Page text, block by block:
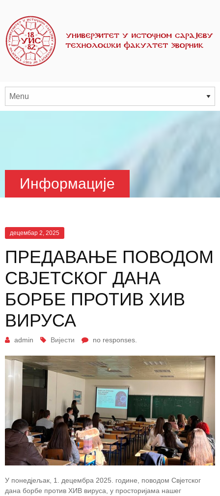
Информације
децембар 2, 2025
ПРЕДАВАЊЕ ПОВОДОМ
СВЈЕТСКОГ ДАНА
БОРБЕ ПРОТИВ ХИВ
ВИРУСА
admin Вијести no responses.
У понедјељак, 1. децембра 2025. године, поводом Свјетског
дана борбе против ХИВ вируса, у просторијама нашег